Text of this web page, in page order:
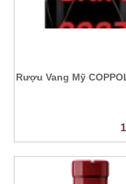
Rượu Vang Mỹ